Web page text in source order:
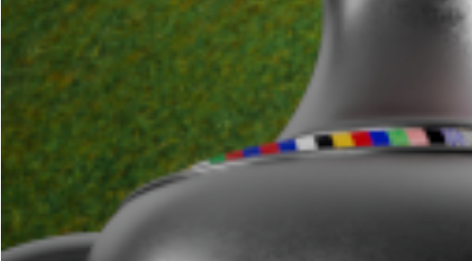
«Πρόκειται για ένα μεγάλο
συμμετοχή της Αλβανίας
πάει στον προπονητή. Αυτό που
σαν σύνολο, ενώ συνήθως
μαζί για έναν σκοπό.
προσέδωσε δυναμικότητα και
«λουξ free»: Προϊόν της
Ο όμιλος απέναντι σε